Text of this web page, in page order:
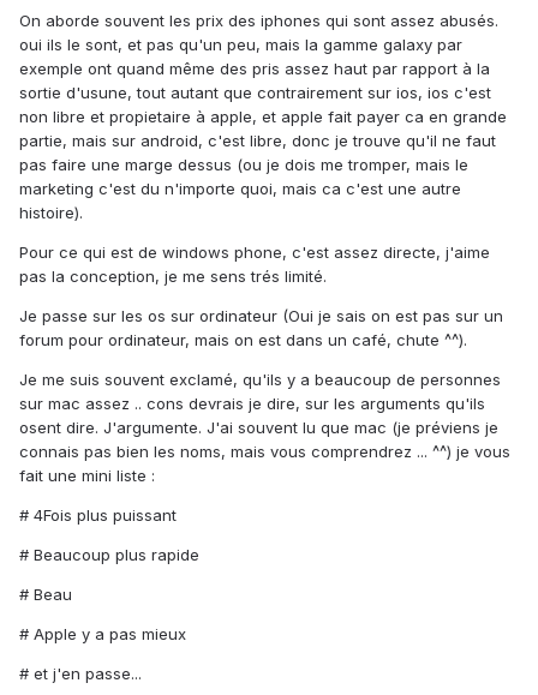
On aborde souvent les prix des iphones qui sont assez abusés.
oui ils le sont, et pas qu'un peu, mais la gamme galaxy par
exemple ont quand même des pris assez haut par rapport à la
sortie d'usune, tout autant que contrairement sur ios, ios c'est
non libre et propietaire à apple, et apple fait payer ca en grande
partie, mais sur android, c'est libre, donc je trouve qu'il ne faut
pas faire une marge dessus (ou je dois me tromper, mais le
marketing c'est du n'importe quoi, mais ca c'est une autre
histoire).
Pour ce qui est de windows phone, c'est assez directe, j'aime
pas la conception, je me sens trés limité.
Je passe sur les os sur ordinateur (Oui je sais on est pas sur un
forum pour ordinateur, mais on est dans un café, chute ^^).
Je me suis souvent exclamé, qu'ils y a beaucoup de personnes
sur mac assez .. cons devrais je dire, sur les arguments qu'ils
osent dire. J'argumente. J'ai souvent lu que mac (je préviens je
connais pas bien les noms, mais vous comprendrez ... ^^) je vous
fait une mini liste :
# 4Fois plus puissant
# Beaucoup plus rapide
# Beau
# Apple y a pas mieux
# et j'en passe...